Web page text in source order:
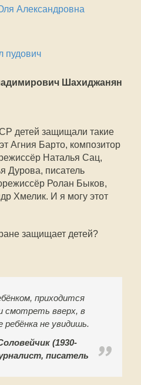
Александровна
пудович
Шахиджанян
детей защищали такие
Агния Барто, композитор
Наталья Сац,
Дурова, писатель
Ролан Быков,
Хмелик. И я могу этот
защищает детей?
приходится
смотреть вверх, в
ребёнка не увидишь.
(1930-
писатель